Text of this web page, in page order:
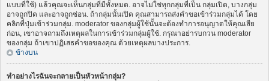
แบบที่ใช้) แล้วคุณจะเห็นกลุ่มที่มีทั้งหมด. อาจไม่ใช่ทุกกลุ่มที่เป็น กลุ่มเปิด, บางกลุ่ม
อาจถูกปิด และอาจถูกซ่อน. ถ้ากลุ่มนั้นเปิด คุณสามารถส่งคำขอเข้าร่วมกลุ่มได้ โดย
คลิกที่ปุ่มเข้าร่วมกลุ่ม. moderator ของกลุ่มผู้ใช้นั้นจะต้องทำการอนุญาตให้คุณเสีย
ก่อน, เขาอาจถามถึงเหตุผลในการเข้าร่วมกลุ่มผู้ใช้. กรุณาอย่ารบกวน moderator
ของกลุ่ม ถ้าเขาปฏิเสธคำขอของคุณ ด้วยเหตุผลบางประการ.
ข้างบน
ทำอย่างไรฉันจะกลายเป็นหัวหน้ากลุ่ม?